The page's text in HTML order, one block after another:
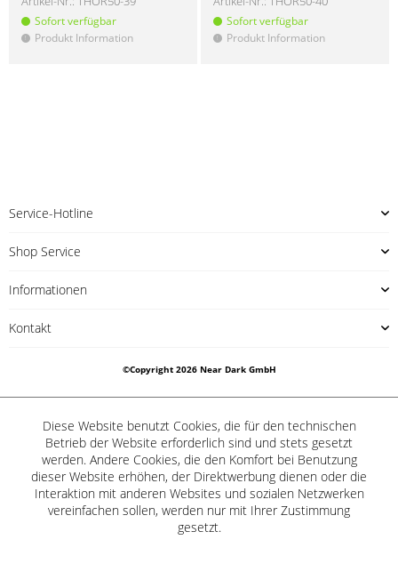
Sofort verfügbar
! Produkt Information
Sofort verfügbar
! Produkt Information
Service-Hotline
Shop Service
Informationen
Kontakt
©Copyright 2026 Near Dark GmbH
Diese Website benutzt Cookies, die für den technischen
Betrieb der Website erforderlich sind und stets gesetzt
werden. Andere Cookies, die den Komfort bei Benutzung
dieser Website erhöhen, der Direktwerbung dienen oder die
Interaktion mit anderen Websites und sozialen Netzwerken
vereinfachen sollen, werden nur mit Ihrer Zustimmung
gesetzt.